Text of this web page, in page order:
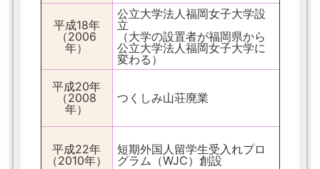
平成18年
（2006
年）
公立大学法人福岡女子大学設
立
（大学の設置者が福岡県から
公立大学法人福岡女子大学に
変わる）
平成20年
（2008
年）
つくしみ山荘廃業
平成22年
（2010年）
短期外国人留学生受入れプロ
グラム（WJC）創設